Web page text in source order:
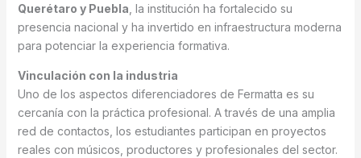
Querétaro y Puebla , la institución ha fortalecido su
presencia nacional y ha invertido en infraestructura moderna
para potenciar la experiencia formativa.
Vinculación con la industria
Uno de los aspectos diferenciadores de Fermatta es su
cercanía con la práctica profesional. A través de una amplia
red de contactos, los estudiantes participan en proyectos
reales con músicos, productores y profesionales del sector.